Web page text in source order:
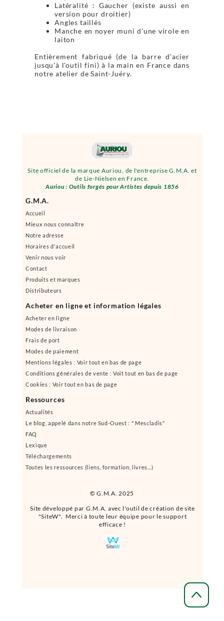
© G.M.A. 2025
Site officiel de la marque Auriou, de l'entreprise G.M.A. et
de Lie-Nielsen en France.
Auriou : Outils forgés pour Artistes depuis 1856
Site développé par G.M.A. avec l'outil de création de site
"SiteW". Merci à toute leur équipe pour le support
efficace !
G.M.A.
Accueil
Mieux nous connaître
Notre adresse
Horaires d'accueil
Venir nous voir
Contact
Produits et marques
Distributeurs
Acheter en ligne et information légales
Acheter en ligne
Modes de livraison
Frais de port
Modes de paiement
Mentions légales : Voir tout en bas de page
Conditions générales de vente : Voit tout en bas de page
Cookies : Voir tout en bas de page
Ressources
Actualités
Le blog, appelé dans notre Sud-Ouest : " Mescladis"
FAQ
Lexique
Téléchargements
Toutes les ressources (liens, formation, livres...)
Latéralité : Gaucher (existe aussi en
version pour droitier)
Angles taillés
Manche en noyer muni d'une virole en
laiton
Entièrement fabriqué (de la barre d'acier
jusqu'à l'outil fini) à la main en France dans
notre atelier de Saint-Juéry.